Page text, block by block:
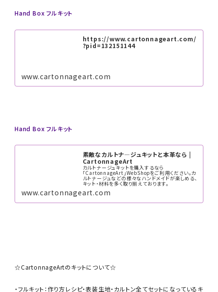
Hand Box フルキット
https://www.cartonnageart.com/
?pid=132151144
www.cartonnageart.com
Hand Box フルキット
素敵なカルトナ―ジュキットと本革なら |
CartonnageArt
カルトナージュキットを購入するなら
「CartonnageArt」WebShopをご利用ください。カ
ルトナージュなどの様々なハンドメイドが楽しめる、
キット・材料を多く取り揃えております。
www.cartonnageart.com
☆CartonnageArtのキットについて☆
・フルキット：作り方レシピ・表装生地・カルトン全てセットになっているキ